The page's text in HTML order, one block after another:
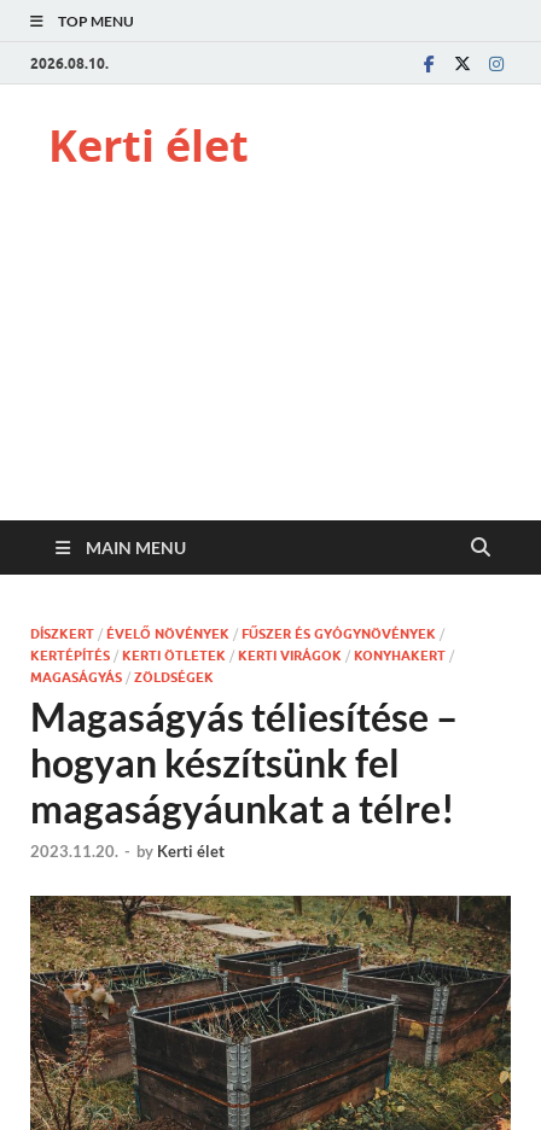
TOP MENU
2026.08.10.
Kerti élet
MAIN MENU
DÍSZKERT / ÉVELŐ NÖVÉNYEK / FŰSZER ÉS GYÓGYNÖVÉNYEK /
KERTÉPÍTÉS / KERTI ÖTLETEK / KERTI VIRÁGOK / KONYHAKERT /
MAGASÁGYÁS / ZÖLDSÉGEK
Magaságyás téliesítése –
hogyan készítsünk fel
magaságyáunkat a télre!
2023.11.20. - by Kerti élet